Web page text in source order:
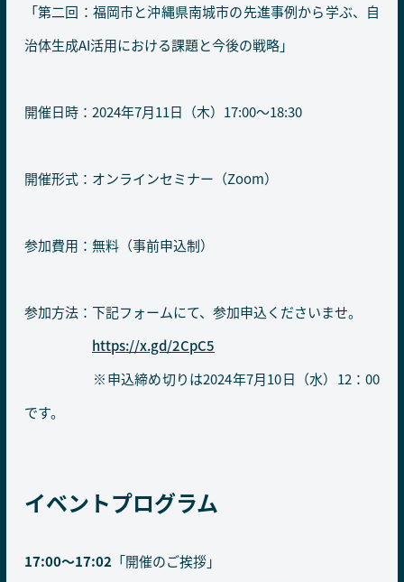
「第二回：福岡市と沖縄県南城市の先進事例から学ぶ、自
治体生成AI活用における課題と今後の戦略」
開催日時：2024年7月11日（木）17:00〜18:30
開催形式：オンラインセミナー（Zoom）
参加費用：無料（事前申込制）
参加方法：下記フォームにて、参加申込くださいませ。
https://x.gd/2CpC5
※申込締め切りは2024年7月10日（水）12：00
です。
イベントプログラム
17:00〜17:02 「開催のご挨拶」